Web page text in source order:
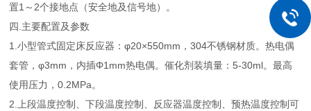
置1～2个接地点（安全地及信号地）。
四.主要配置及参数
1.小型管式固定床反应器：φ20×550mm，304不锈钢材质。热电偶
套管，φ3mm，内插Φ1mm热电偶。催化剂装填量：5-30ml。最高
使用压力，0.2MPa。
2.上段温度控制、下段温度控制、反应器温度控制、预热温度控制可